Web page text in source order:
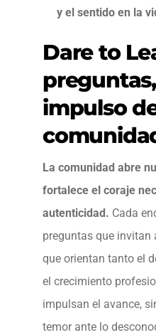
y el sentido en la
Dare to
impulso
La comunidad abre
fortalece el coraje
autenticidad. Cada
preguntas que invitan
que orientan tanto el
el crecimiento
impulsan el avance,
temor ante lo